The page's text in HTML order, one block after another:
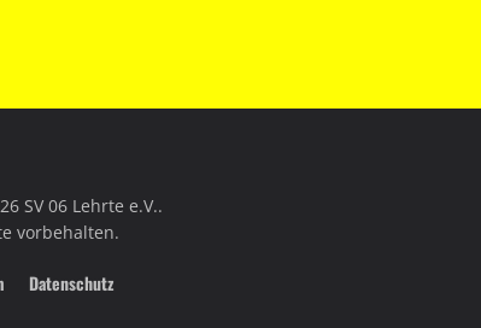
SV 06 Lehrte e.V..
vorbehalten.
Datenschutz